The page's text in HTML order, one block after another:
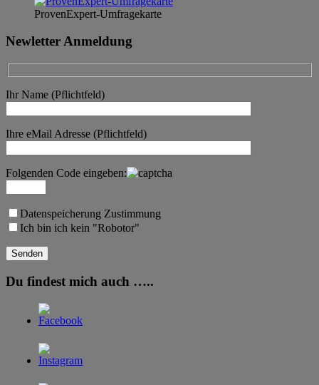
ProvenExpert-Umfragekarte
Newletter Anmeldung
Ihr Name (Pflichtfeld)
Ihre eMail Adresse (Pflichtfeld)
Folgenden Code eingeben:
Datenspeicherung Zustimmung
Ich bin ich kein "Robotor"
Du findest mich auch …..